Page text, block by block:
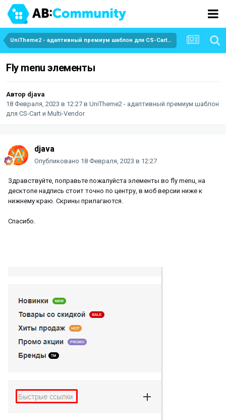
UniTheme2 - адаптивный премиум шаблон для CS-Cart и Multi-Vendor
Fly menu элементы
Автор djava
18 Февраля, 2023 в 12:27 в UniTheme2 - адаптивный премиум шаблон
для CS-Cart и Multi-Vendor
djava
Опубликовано 18 Февраля, 2023 в 12:27
Здравствуйте, поправьте пожалуйста элементы во fly menu, на
десктопе надпись стоит точно по центру, в моб версии ниже к
нижнему краю. Скрины прилагаются.
Спасибо.